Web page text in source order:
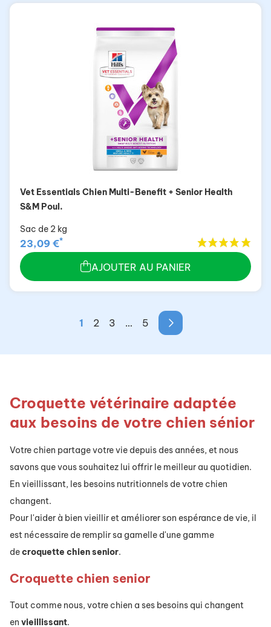
Croquette vétérinaire adaptée
aux besoins de votre chien sénior
Votre chien partage votre vie depuis des années, et nous
savons que vous souhaitez lui offrir le meilleur au quotidien.
En vieillissant, les besoins nutritionnels de votre chien
changent.
Pour l'aider à bien vieillir et améliorer son espérance de vie, il
est nécessaire de remplir sa gamelle d'une gamme
decroquette chiensenior.
Croquette chien senior
Tout comme nous, votre chien a ses besoins qui changent
en vieillissant.
Vet Essentials Chien Multi-Benefit + Senior Health
S&M Poul.
Sac de 2 kg
23,09 €*
AJOUTER AU PANIER
1 2 3 … 5